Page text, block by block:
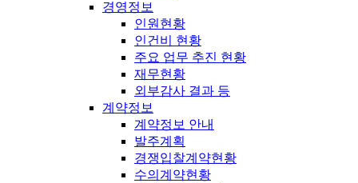
경영정보
인원현황
인건비 현황
주요 업무 추진 현황
재무현황
외부감사 결과 등
계약정보
계약정보 안내
발주계획
경쟁입찰계약현황
수의계약현황